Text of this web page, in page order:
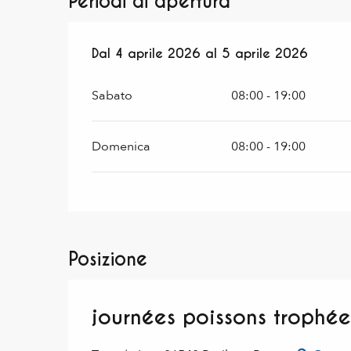
Dal 4 aprile 2026 al 5 aprile 2026
Dal 4 aprile 2026 al 5 aprile 2026
Sabato 08:00 - 19:00
Domenica 08:00 - 19:00
Posizione
journées poissons